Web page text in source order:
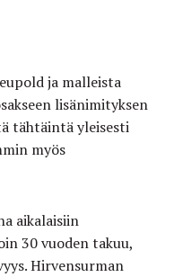
ja malleista
lisänimityksen
tähtäintä yleisesti
myös
aikalaisiin
30 vuoden takuu,
Hirvensurman